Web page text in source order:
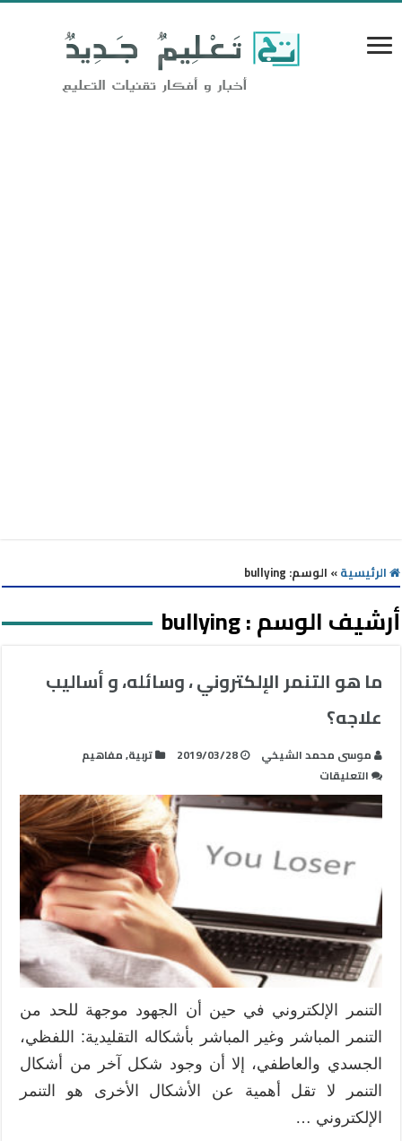
الرئيسية» الوسم: bullying
أرشيف الوسم :bullying
ما هو التنمر الإلكتروني ، وسائله، و أساليب
علاجه؟
موسى محمد الشيخي 2019/03/28 تربية,مفاهيم
التعليقات
ما
هو
الإلكتروني
،
و
أساليب
علاجه؟
مغلقة
التنمر الإلكتروني في حين أن الجهود موجهة للحد من
التنمر المباشر وغير المباشر بأشكاله التقليدية: اللفظي،
الجسدي والعاطفي، إلا أن وجود شكل آخر من أشكال
التنمر لا تقل أهمية عن الأشكال الأخرى هو التنمر
الإلكتروني …